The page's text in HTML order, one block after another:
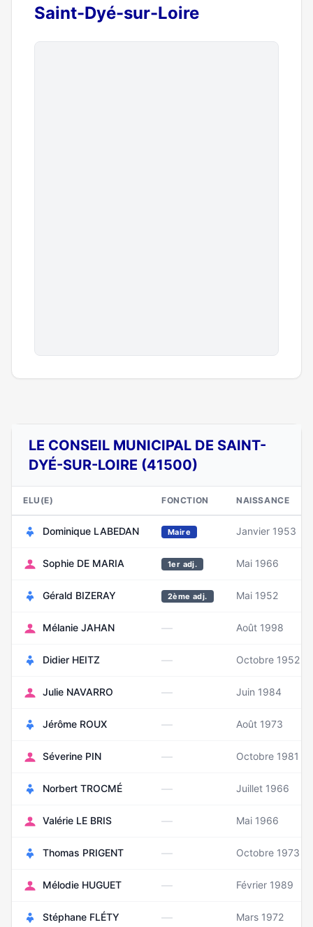
Saint-Dyé-sur-Loire
LE CONSEIL MUNICIPAL DE SAINT-
DYÉ-SUR-LOIRE (41500)
ELU(E) FONCTION NAISSANCE
Dominique LABEDAN Maire Janvier 1953
Sophie DE MARIA 1er adj. Mai 1966
Gérald BIZERAY 2ème adj. Mai 1952
Mélanie JAHAN — Août 1998
Didier HEITZ — Octobre 1952
Julie NAVARRO — Juin 1984
Jérôme ROUX — Août 1973
Séverine PIN — Octobre 1981
Norbert TROCMÉ — Juillet 1966
Valérie LE BRIS — Mai 1966
Thomas PRIGENT — Octobre 1973
Mélodie HUGUET — Février 1989
Stéphane FLÉTY — Mars 1972